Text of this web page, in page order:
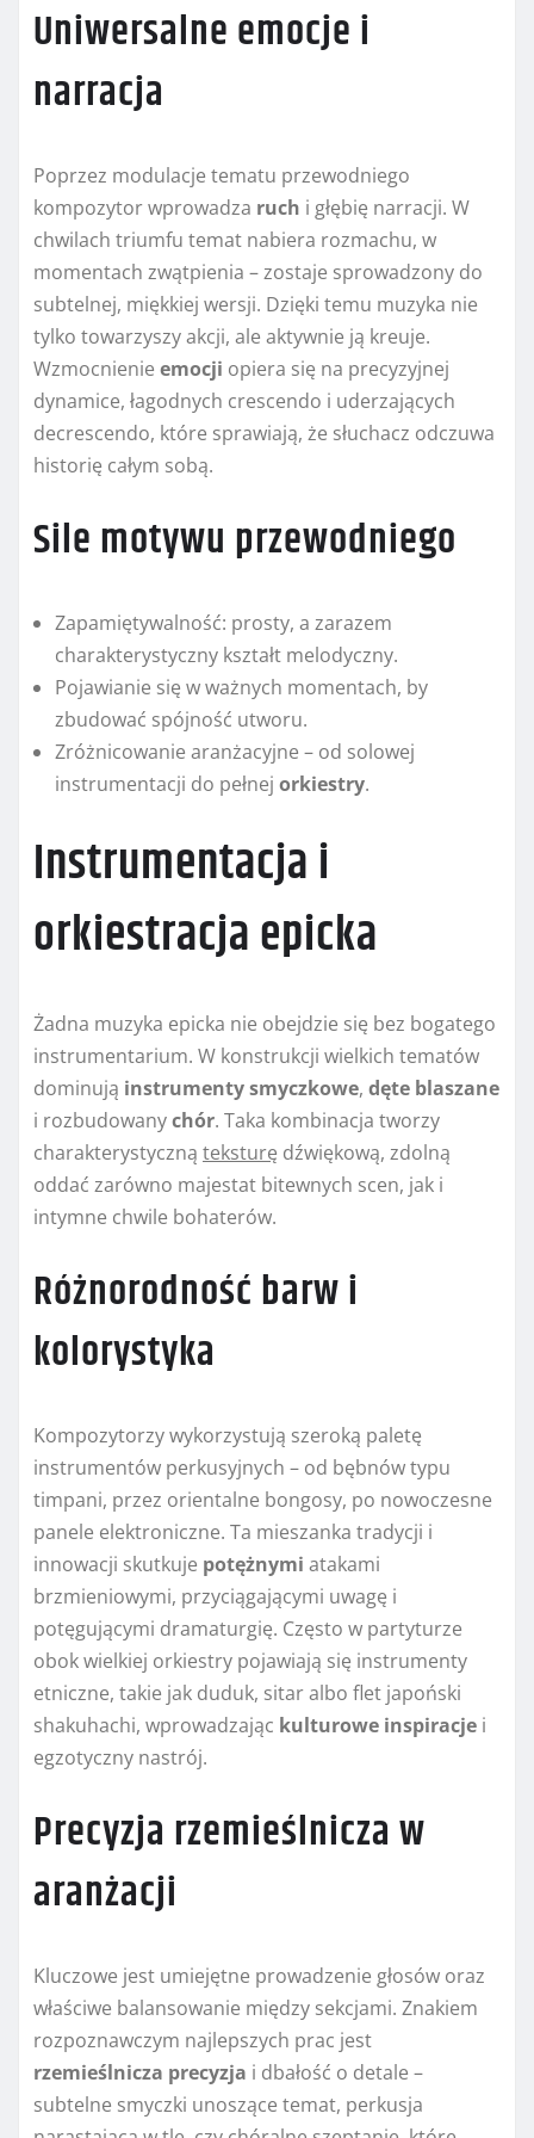
Uniwersalne emocje i
narracja
Poprzez modulacje tematu przewodniego
kompozytor wprowadza ruch i głębię narracji. W
chwilach triumfu temat nabiera rozmachu, w
momentach zwątpienia – zostaje sprowadzony do
subtelnej, miękkiej wersji. Dzięki temu muzyka nie
tylko towarzyszy akcji, ale aktywnie ją kreuje.
Wzmocnienie emocji opiera się na precyzyjnej
dynamice, łagodnych crescendo i uderzających
decrescendo, które sprawiają, że słuchacz odczuwa
historię całym sobą.
Sile motywu przewodniego
Zapamiętywalność: prosty, a zarazem
charakterystyczny kształt melodyczny.
Pojawianie się w ważnych momentach, by
zbudować spójność utworu.
Zróżnicowanie aranżacyjne – od solowej
instrumentacji do pełnej orkiestry.
Instrumentacja i
orkiestracja epicka
Żadna muzyka epicka nie obejdzie się bez bogatego
instrumentarium. W konstrukcji wielkich tematów
dominują instrumenty smyczkowe, dęte blaszane
i rozbudowanychór. Taka kombinacja tworzy
charakterystyczną teksturę dźwiękową, zdolną
oddać zarówno majestat bitewnych scen, jak i
intymne chwile bohaterów.
Różnorodność barw i
kolorystyka
Kompozytorzy wykorzystują szeroką paletę
instrumentów perkusyjnych – od bębnów typu
timpani, przez orientalne bongosy, po nowoczesne
panele elektroniczne. Ta mieszanka tradycji i
innowacji skutkuje potężnymi atakami
brzmieniowymi, przyciągającymi uwagę i
potęgującymi dramaturgię. Często w partyturze
obok wielkiej orkiestry pojawiają się instrumenty
etniczne, takie jak duduk, sitar albo flet japoński
shakuhachi, wprowadzając kulturowe inspiracje i
egzotyczny nastrój.
Precyzja rzemieślnicza w
aranżacji
Kluczowe jest umiejętne prowadzenie głosów oraz
właściwe balansowanie między sekcjami. Znakiem
rozpoznawczym najlepszych prac jest
rzemieślnicza precyzja i dbałość o detale –
subtelne smyczki unoszące temat, perkusja